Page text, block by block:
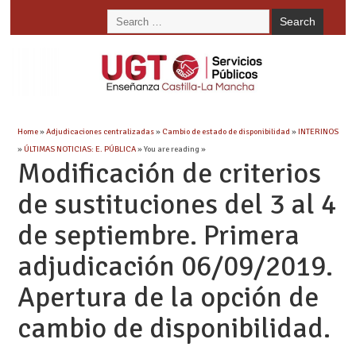
Home»Adjudicaciones centralizadas» Cambio de estado de disponibilidad »INTERINOS
»ÚLTIMAS NOTICIAS: E. PÚBLICA» You are reading »
Modificación de criterios
de sustituciones del 3 al 4
de septiembre. Primera
adjudicación 06/09/2019.
Apertura de la opción de
cambio de disponibilidad.